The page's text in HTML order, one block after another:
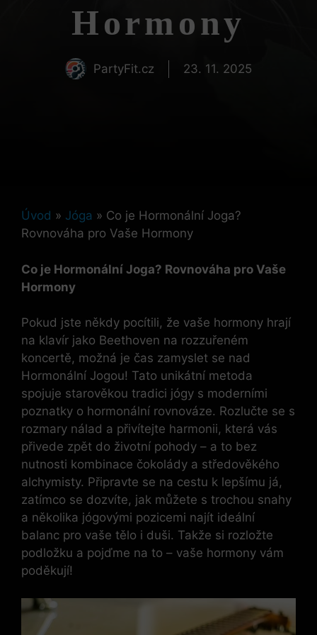
Hormony
PartyFit.cz 23. 11. 2025
Úvod » Jóga » Co je Hormonální Joga?
Rovnováha pro Vaše Hormony
Co je Hormonální Joga? Rovnováha pro Vaše
Hormony
Pokud jste někdy pocítili, že vaše hormony hrají
na klavír jako Beethoven na rozzuřeném
koncertě, možná je čas zamyslet se nad
Hormonální Jogou! Tato unikátní metoda
spojuje starověkou tradici jógy s moderními
poznatky o hormonální rovnováze. Rozlučte se s
rozmary nálad a přivítejte harmonii, která vás
přivede zpět do životní pohody – a to bez
nutnosti kombinace čokolády a středověkého
alchymisty. Připravte se na cestu k lepšímu já,
zatímco se dozvíte, jak můžete s trochou snahy
a několika jógovými pozicemi najít ideální
balanc pro vaše tělo i duši. Takže si rozložte
podložku a pojďme na to – vaše hormony vám
poděkují!